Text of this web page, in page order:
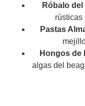
Róbalo
rústicas
Pastas
Hongos de
algas del